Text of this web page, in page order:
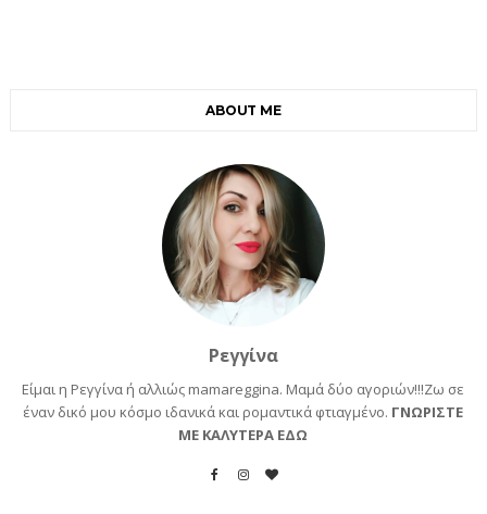
ABOUT ME
Ρεγγίνα
Είμαι η Ρεγγίνα ή αλλιώς mamareggina. Μαμά δύο αγοριών!!!Ζω σε
έναν δικό μου κόσμο ιδανικά και ρομαντικά φτιαγμένο. ΓΝΩΡΙΣΤΕ
ΜΕ ΚΑΛΥΤΕΡΑ ΕΔΩ